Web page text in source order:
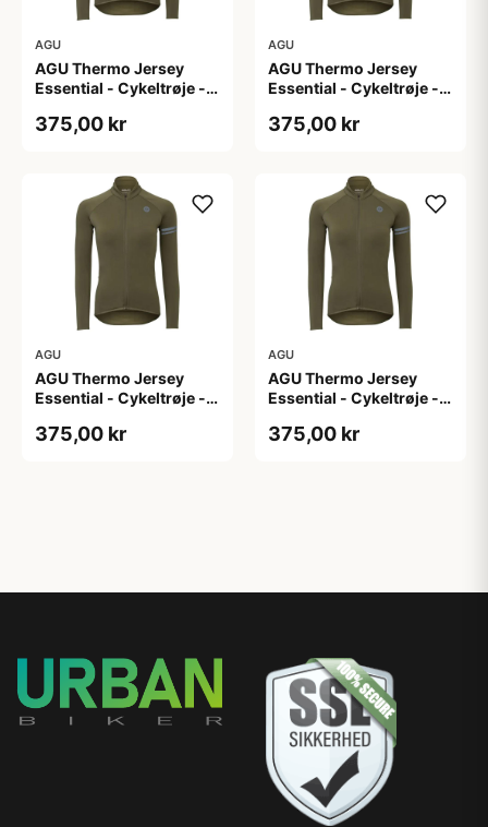
AGU
AGU Thermo Jersey
Essential - Cykeltrøje -
M
375,00 kr
AGU
AGU Thermo Jersey
Essential - Cykeltrøje -
S
375,00 kr
AGU
AGU Thermo Jersey
Essential - Cykeltrøje -
XL
375,00 kr
AGU
AGU Thermo Jersey
Essential - Cykeltrøje -
XXL
375,00 kr